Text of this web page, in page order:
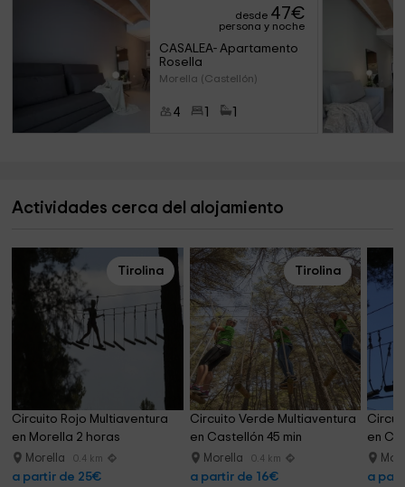
desde 47€
persona y noche
CASALEA- Apartamento
Rosella
Morella (Castellón)
4
Actividades cerca del alojamiento
Tirolina
Circuito Rojo Multiaventura
en Morella 2 horas
Morella 0.4 km
a partir de 25€
Tirolina
Circuito Verde Multiaventura
en Castellón 45 min
Morella 0.4 km
a partir de 16€
en
a